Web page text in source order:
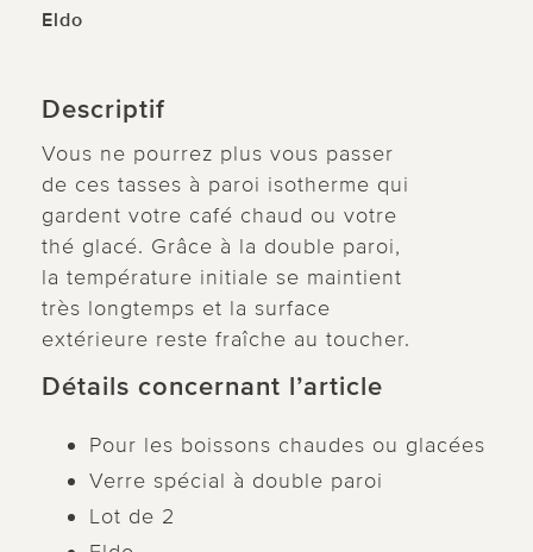
Eldo
Descriptif
Vous ne pourrez plus vous passer
de ces tasses à paroi isotherme qui
gardent votre café chaud ou votre
thé glacé. Grâce à la double paroi,
la température initiale se maintient
très longtemps et la surface
extérieure reste fraîche au toucher.
Détails concernant l’article
Pour les boissons chaudes ou glacées
Verre spécial à double paroi
Lot de 2